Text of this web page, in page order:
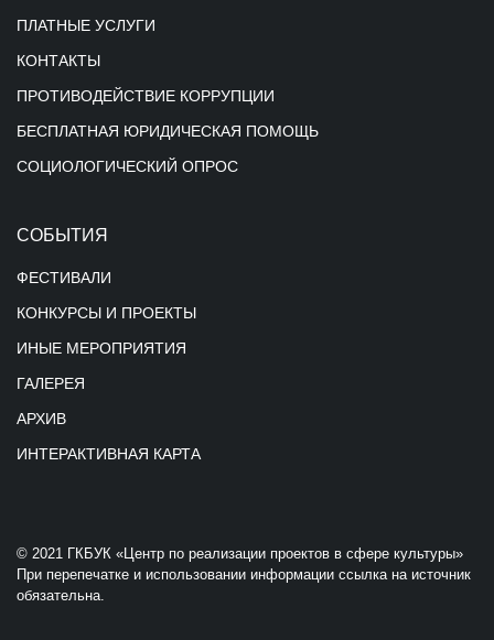
ПЛАТНЫЕ УСЛУГИ
КОНТАКТЫ
ПРОТИВОДЕЙСТВИЕ КОРРУПЦИИ
БЕСПЛАТНАЯ ЮРИДИЧЕСКАЯ ПОМОЩЬ
СОЦИОЛОГИЧЕСКИЙ ОПРОС
СОБЫТИЯ
ФЕСТИВАЛИ
КОНКУРСЫ И ПРОЕКТЫ
ИНЫЕ МЕРОПРИЯТИЯ
ГАЛЕРЕЯ
АРХИВ
ИНТЕРАКТИВНАЯ КАРТА
© 2021 ГКБУК «Центр по реализации проектов в сфере культуры»
При перепечатке и использовании информации ссылка на источник
обязательна.